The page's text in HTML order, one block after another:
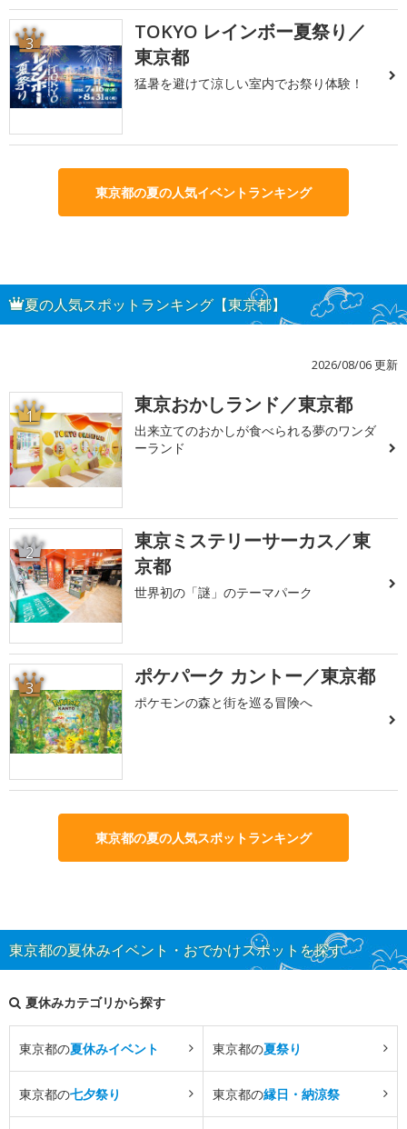
3
TOKYO レインボー夏祭り／
東京都
猛暑を避けて涼しい室内でお祭り体験！
東京都の夏の人気イベントランキング
夏の人気スポットランキング【東京都】
2026/08/06 更新
1 東京おかしランド／東京都
出来立てのおかしが食べられる夢のワンダ
ーランド
2
東京ミステリーサーカス／東
京都
世界初の「謎」のテーマパーク
3 ポケパーク カントー／東京都
ポケモンの森と街を巡る冒険へ
東京都の夏の人気スポットランキング
東京都の夏休みイベント・おでかけスポットを探す
夏休みカテゴリから探す
東京都の夏休みイベント 東京都の夏祭り
東京都の七夕祭り 東京都の縁日・納涼祭